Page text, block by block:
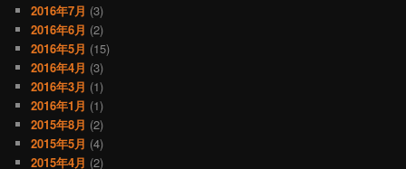
2016年7月 (3)
2016年6月 (2)
2016年5月 (15)
2016年4月 (3)
2016年3月 (1)
2016年1月 (1)
2015年8月 (2)
2015年5月 (4)
2015年4月 (2)